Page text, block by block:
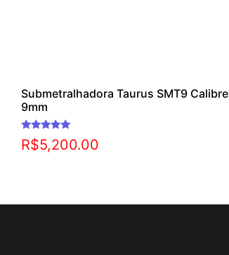
Submetralhadora Taurus SMT9 Calibre
9mm
Avaliação
5.00
R$5,200.00